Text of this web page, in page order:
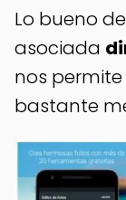
Lo bueno
asociada
nos
bastante